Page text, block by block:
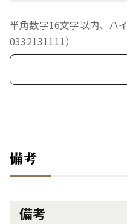
半角数字16文字以内、ハ
0332131111）
備考
備考